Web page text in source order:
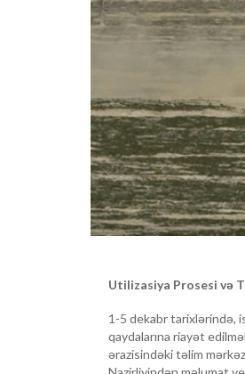
Utilizasiya Prosesi və
1-5 dekabr tarixlərində,
qaydalarına riayət
ərazisindəki təlim